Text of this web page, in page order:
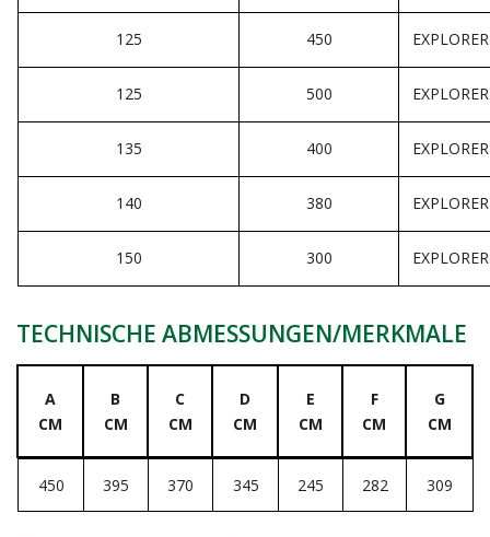
125 450 EXPLORER
125 500 EXPLORER
135 400 EXPLORER
140 380 EXPLORER
150 300 EXPLORER
TECHNISCHE ABMESSUNGEN/MERKMALE
A
CM
B
CM
C
CM
D
CM
E
CM
F
CM
G
CM
450 395 370 345 245 282 309